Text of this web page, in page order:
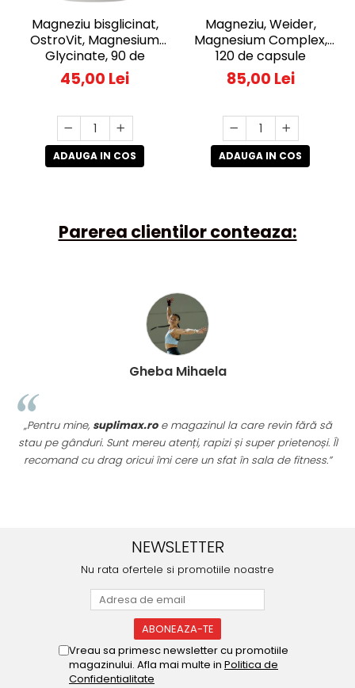
Magneziu bisglicinat,
OstroVit, Magnesium
Glycinate, 90 de
capsule
45,00 Lei
ADAUGA IN COS
Magneziu, Weider,
Magnesium Complex,
120 de capsule
85,00 Lei
ADAUGA IN COS
Parerea clientilor conteaza:
Gheba Mihaela
„Pentru mine, suplimax.roe magazinul la care revin fără să
stau pe gânduri. Sunt mereu atenți, rapizi și super prietenoși. Îl
recomand cu drag oricui îmi cere un sfat în sala de fitness.”
NEWSLETTER
Nu rata ofertele si promotiile noastre
Vreau sa primesc newsletter cu promotiile
magazinului. Afla mai multe in Politica de
Confidentialitate